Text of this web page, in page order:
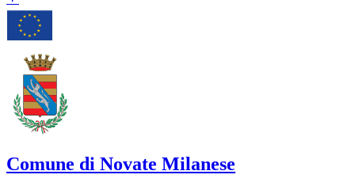
Comune di Novate Milanese